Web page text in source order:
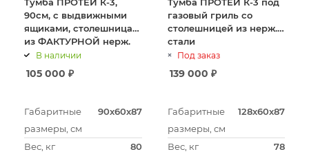
90см, с выдвижными
ящиками, столешница
из ФАКТУРНОЙ нерж.
сталиВ наличии
105 000 ₽
Габаритные
размеры, см
90х60х87
Вес, кг 80
газовый гриль со
столешницей из нерж.
стали
Под заказ
139 000 ₽
Габаритные
размеры, см
128х60х87
Вес, кг 78